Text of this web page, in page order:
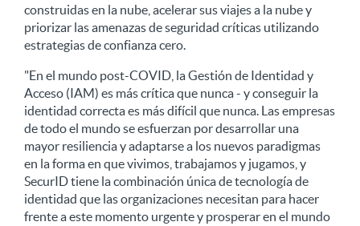
construidas en la nube, acelerar sus viajes a la nube y
priorizar las amenazas de seguridad críticas utilizando
estrategias de confianza cero.
"En el mundo post-COVID, la Gestión de Identidad y
Acceso (IAM) es más crítica que nunca - y conseguir la
identidad correcta es más difícil que nunca. Las empresas
de todo el mundo se esfuerzan por desarrollar una
mayor resiliencia y adaptarse a los nuevos paradigmas
en la forma en que vivimos, trabajamos y jugamos, y
SecurID tiene la combinación única de tecnología de
identidad que las organizaciones necesitan para hacer
frente a este momento urgente y prosperar en el mundo